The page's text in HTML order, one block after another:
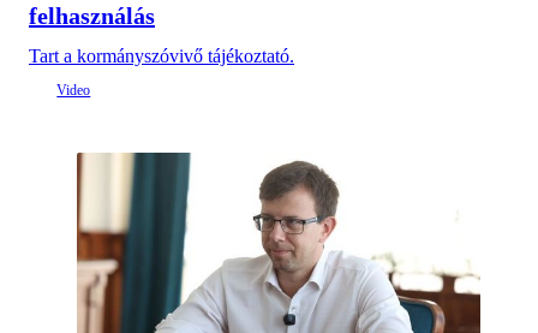
felhasználás
Tart a kormányszóvivő tájékoztató.